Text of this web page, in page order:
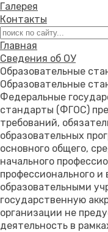
Галерея
Контакты
Главная
Сведения об ОУ
Образовательные
Образовательные
Федеральные
стандарты (ФГОС)
требований,
образовательных
основного общего,
начального
профессионального
образовательными
государственную
организации не
деятельность в